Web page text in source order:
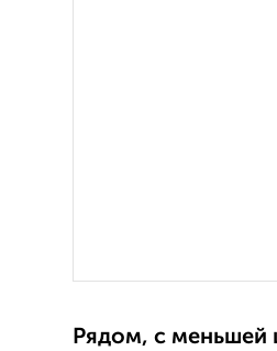
Рядом, с меньшей